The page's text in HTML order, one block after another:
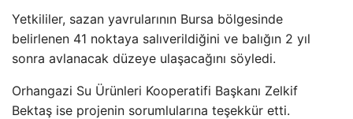
Yetkililer, sazan yavrularının Bursa bölgesinde
belirlenen 41 noktaya salıverildiğini ve balığın 2 yıl
sonra avlanacak düzeye ulaşacağını söyledi.
Orhangazi Su Ürünleri Kooperatifi Başkanı Zelkif
Bektaş ise projenin sorumlularına teşekkür etti.